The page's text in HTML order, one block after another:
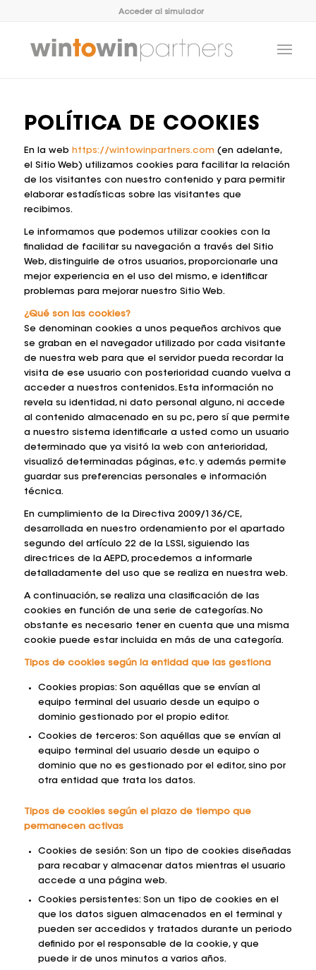
Acceder al simulador
POLÍTICA DE COOKIES
En la web https://wintowinpartners.com (en adelante,
el Sitio Web) utilizamos cookies para facilitar la relación
de los visitantes con nuestro contenido y para permitir
elaborar estadísticas sobre las visitantes que
recibimos.
Le informamos que podemos utilizar cookies con la
finalidad de facilitar su navegación a través del Sitio
Web, distinguirle de otros usuarios, proporcionarle una
mejor experiencia en el uso del mismo, e identificar
problemas para mejorar nuestro Sitio Web.
¿Qué son las cookies?
Se denominan cookies a unos pequeños archivos que
se graban en el navegador utilizado por cada visitante
de nuestra web para que el servidor pueda recordar la
visita de ese usuario con posterioridad cuando vuelva a
acceder a nuestros contenidos. Esta información no
revela su identidad, ni dato personal alguno, ni accede
al contenido almacenado en su pc, pero sí que permite
a nuestro sistema identificarle a usted como un usuario
determinado que ya visitó la web con anterioridad,
visualizó determinadas páginas, etc. y además permite
guardar sus preferencias personales e información
técnica.
En cumplimiento de la Directiva 2009/136/CE,
desarrollada en nuestro ordenamiento por el apartado
segundo del artículo 22 de la LSSI, siguiendo las
directrices de la AEPD, procedemos a informarle
detalladamente del uso que se realiza en nuestra web.
A continuación, se realiza una clasificación de las
cookies en función de una serie de categorías. No
obstante es necesario tener en cuenta que una misma
cookie puede estar incluida en más de una categoría.
Tipos de cookies según la entidad que las gestiona
Cookies propias: Son aquéllas que se envían al
equipo terminal del usuario desde un equipo o
dominio gestionado por el propio editor.
Cookies de terceros: Son aquéllas que se envían al
equipo terminal del usuario desde un equipo o
dominio que no es gestionado por el editor, sino por
otra entidad que trata los datos.
Tipos de cookies según el plazo de tiempo que
permanecen activas
Cookies de sesión: Son un tipo de cookies diseñadas
para recabar y almacenar datos mientras el usuario
accede a una página web.
Cookies persistentes: Son un tipo de cookies en el
que los datos siguen almacenados en el terminal y
pueden ser accedidos y tratados durante un periodo
definido por el responsable de la cookie, y que
puede ir de unos minutos a varios años.